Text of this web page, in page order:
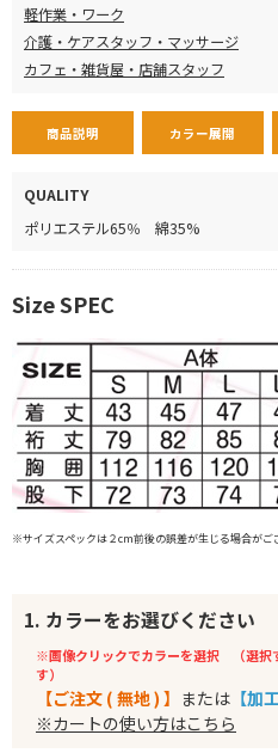
軽作業・ワーク
介護・ケアスタッフ・マッサージ
カフェ・雑貨屋・店舗スタッフ
商品説明 カラー展開
QUALITY
ポリエステル65％ 綿35%
Size SPEC
※サイズスペックは２cm前後の誤差が生じる場合がご
1. カラーをお選びください
※画像クリックでカラーを選択 （選択
す）
【ご注文 ( 無地 ) 】 または 【加
※カートの使い方はこちら